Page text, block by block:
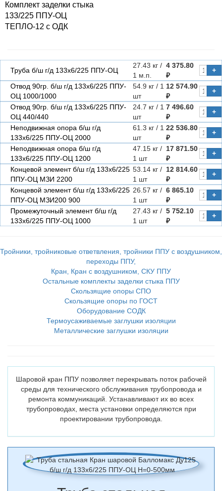
Комплект заделки стыка
133/225 ППУ-ОЦ
ТЕПЛО-12 с ОДК
Труба б/ш г/д 133х6/225 ППУ-ОЦ
27.43 кг /
1 м.п.
4 375.80
₽
+
Отвод 90гр. б/ш г/д 133х6/225 ППУ-
ОЦ 1000/1000
54.9 кг / 1
шт
12 574.90
₽
+
Отвод 90гр. б/ш г/д 133х6/225 ППУ-
ОЦ 440/440
24.7 кг / 1
шт
7 496.60
₽
+
Неподвижная опора б/ш г/д
133х6/225 ППУ-ОЦ 2000
61.3 кг / 1
шт
22 536.80
₽
+
Неподвижная опора б/ш г/д
133х6/225 ППУ-ОЦ 1200
47.15 кг /
1 шт
17 871.50
₽
+
Концевой элемент б/ш г/д 133х6/225
ППУ-ОЦ МЗИ 2200
53.14 кг /
1 шт
12 814.60
₽
+
Концевой элемент б/ш г/д 133х6/225
ППУ-ОЦ МЗИ200 900
26.57 кг /
1 шт
6 865.10
₽
+
Промежуточный элемент б/ш г/д
133х6/225 ППУ-ОЦ 1000
27.43 кг /
1 шт
5 752.10
₽
+
Тройники, тройниковые ответвления, тройники ППУ с воздушником,
переходы ППУ,
Кран, Кран с воздушником, СКУ ППУ
Остальные комплекты заделки стыка ППУ
Скользящие опоры СПО
Скользящие опоры по ГОСТ
Оборудование СОДК
Термоусаживаемые заглушки изоляции
Металлические заглушки изоляции
Шаровой кран ППУ позволяет перекрывать поток рабочей
среды для технического обслуживания трубопровода и
ремонта коммуникаций. Устанавливают их во всех
трубопроводах, места установки определяются при
проектировании трубопровода.